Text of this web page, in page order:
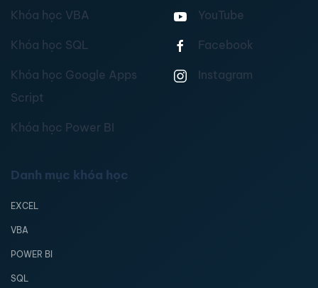
Khóa học VBA
Khóa học SQL
Khóa học Google Apps
Script
Khóa học Power BI
YouTube
Facebook
Instagram
Danh mục khóa học
EXCEL
VBA
POWER BI
SQL